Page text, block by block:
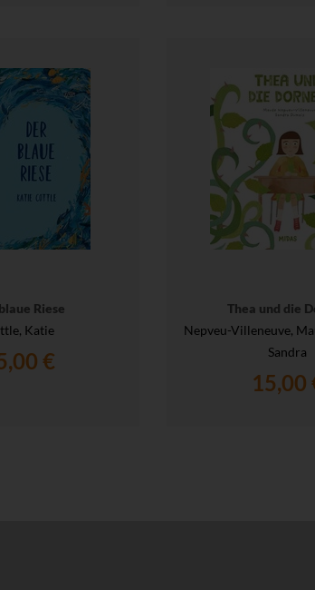
Riese
Katie
€
Thea und die
Nepveu-Villeneuve,
Sandra
15,00